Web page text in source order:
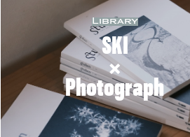
Library
SKI
×
Photograph